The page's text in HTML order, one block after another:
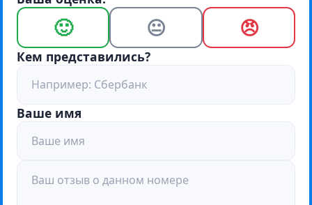
🙂 😐 😠
Кем представились?
Ваше имя